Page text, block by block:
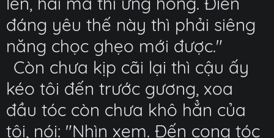
đáng yêu thế này thì phải siêng
năng chọc ghẹo mới được."
Còn chưa kịp cãi lại thì cậu ấy
kéo tôi đến trước gương, xoa
đầu tóc còn chưa khô hẳn của
tôi, nói: "Nhìn xem. Đến cọng tóc